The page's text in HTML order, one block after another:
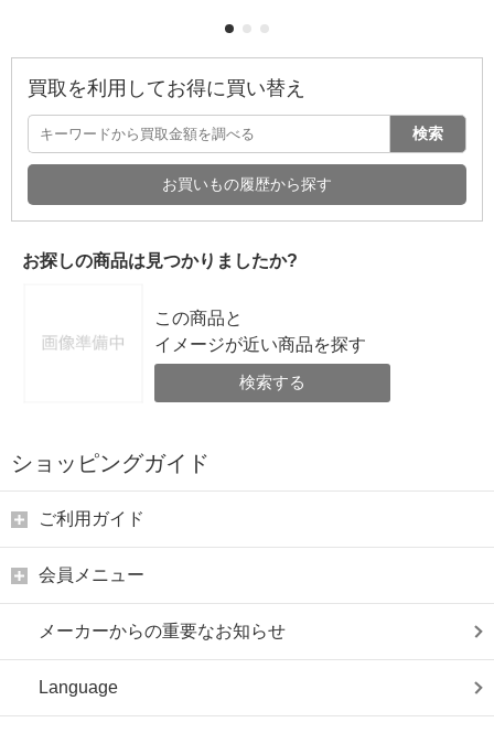
買取を利用してお得に買い替え
検索
お買いもの履歴から探す
お探しの商品は見つかりましたか?
この商品と
イメージが近い商品を探す
検索する
ショッピングガイド
ご利用ガイド
会員メニュー
メーカーからの重要なお知らせ
Language